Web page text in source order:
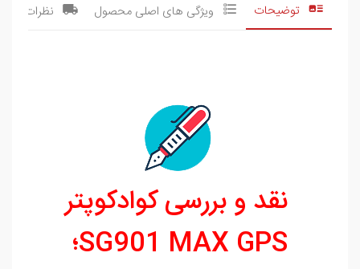
توضیحات ویژگی های اصلی محصول نظرات
نقد و بررسی کوادکوپتر
SG901 MAX GPS؛